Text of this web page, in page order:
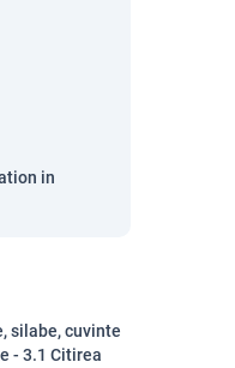
in
silabe, cuvinte
- 3.1 Citirea